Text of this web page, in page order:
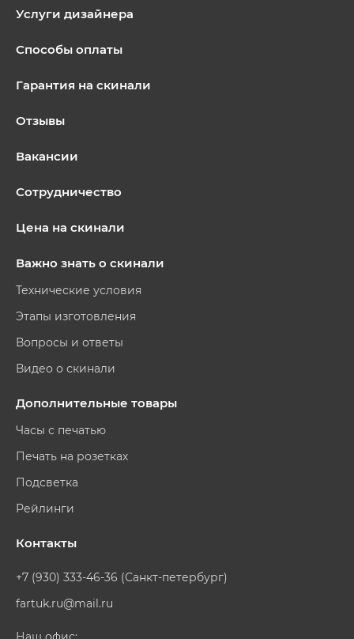
Услуги дизайнера
Способы оплаты
Гарантия на скинали
Отзывы
Вакансии
Сотрудничество
Цена на скинали
Важно знать о скинали
Технические условия
Этапы изготовления
Вопросы и ответы
Видео о скинали
Дополнительные товары
Часы с печатью
Печать на розетках
Подсветка
Рейлинги
Контакты
+7 (930) 333-46-36 (Санкт-петербург)
fartuk.ru@mail.ru